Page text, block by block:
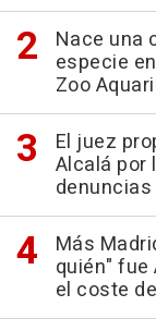
Nace una
especie
Zoo
El juez
Alcalá por
Más
quién"
el coste